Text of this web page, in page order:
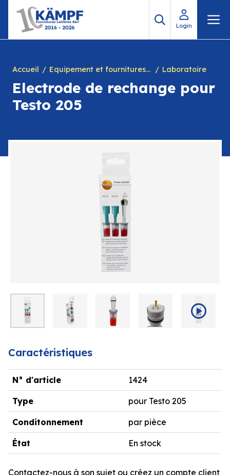
contenu
Login
Accueil Equipement et fournitures pour fromagerie Laboratoire
Electrode de rechange pour
Testo 205
Caractéristiques
N° d'article 1424
Type pour Testo 205
Conditonnement par pièce
État En stock
Contactez-nous à son sujet ou créez un compte client